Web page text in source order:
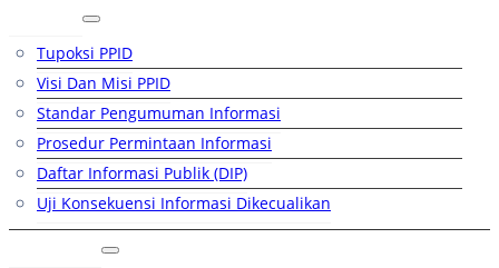
Tupoksi PPID
Visi Dan Misi PPID
Standar Pengumuman Informasi
Prosedur Permintaan Informasi
Daftar Informasi Publik (DIP)
Uji Konsekuensi Informasi Dikecualikan